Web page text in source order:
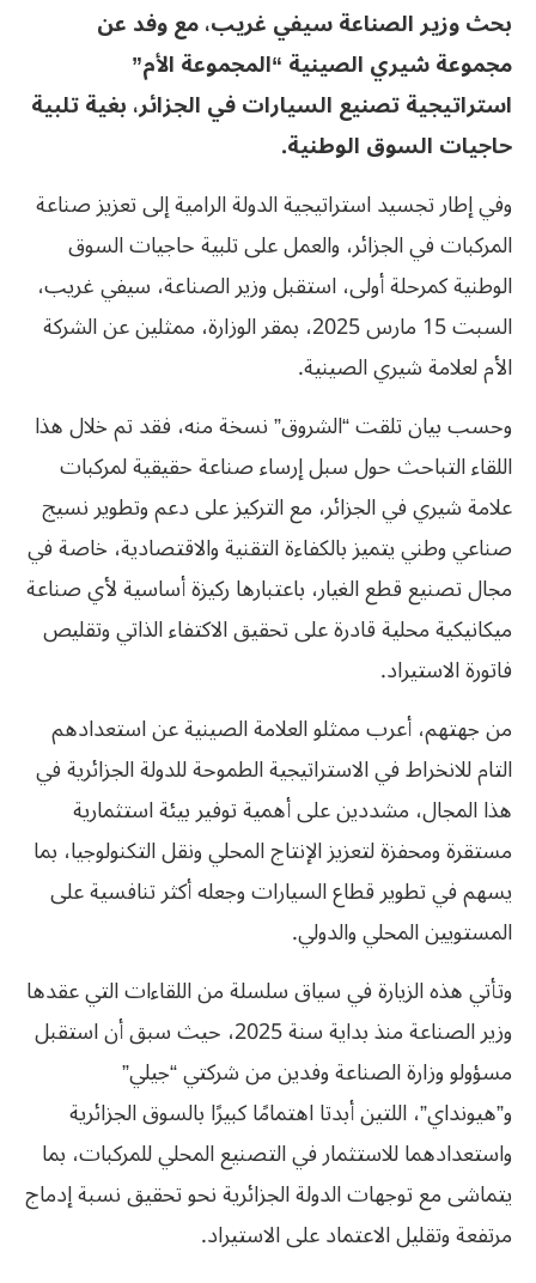
بحث وزير الصناعة سيفي غريب، مع وفد عن
مجموعة شيري الصينية “المجموعة الأم”
استراتيجية تصنيع السيارات في الجزائر، بغية تلبية
حاجيات السوق الوطنية.
وفي إطار تجسيد استراتيجية الدولة الرامية إلى تعزيز صناعة
المركبات في الجزائر، والعمل على تلبية حاجيات السوق
الوطنية كمرحلة أولى، استقبل وزير الصناعة، سيفي غريب،
السبت 15 مارس 2025، بمقر الوزارة، ممثلين عن الشركة
الأم لعلامة شيري الصينية.
وحسب بيان تلقت “الشروق” نسخة منه، فقد تم خلال هذا
اللقاء التباحث حول سبل إرساء صناعة حقيقية لمركبات
علامة شيري في الجزائر، مع التركيز على دعم وتطوير نسيج
صناعي وطني يتميز بالكفاءة التقنية والاقتصادية، خاصة في
مجال تصنيع قطع الغيار، باعتبارها ركيزة أساسية لأي صناعة
ميكانيكية محلية قادرة على تحقيق الاكتفاء الذاتي وتقليص
فاتورة الاستيراد.
من جهتهم، أعرب ممثلو العلامة الصينية عن استعدادهم
التام للانخراط في الاستراتيجية الطموحة للدولة الجزائرية في
هذا المجال، مشددين على أهمية توفير بيئة استثمارية
مستقرة ومحفزة لتعزيز الإنتاج المحلي ونقل التكنولوجيا، بما
يسهم في تطوير قطاع السيارات وجعله أكثر تنافسية على
المستويين المحلي والدولي.
وتأتي هذه الزيارة في سياق سلسلة من اللقاءات التي عقدها
وزير الصناعة منذ بداية سنة 2025، حيث سبق أن استقبل
مسؤولو وزارة الصناعة وفدين من شركتي “جيلي”
و”هيونداي”، اللتين أبدتا اهتمامًا كبيرًا بالسوق الجزائرية
واستعدادهما للاستثمار في التصنيع المحلي للمركبات، بما
يتماشى مع توجهات الدولة الجزائرية نحو تحقيق نسبة إدماج
مرتفعة وتقليل الاعتماد على الاستيراد.